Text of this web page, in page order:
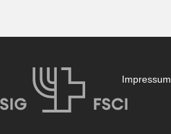
Impressum